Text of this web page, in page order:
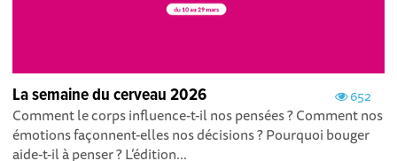
652
La semaine du cerveau 2026
Comment le corps influence-t-il nos pensées ? Comment nos
émotions façonnent-elles nos décisions ? Pourquoi bouger
aide-t-il à penser ? L’édition...